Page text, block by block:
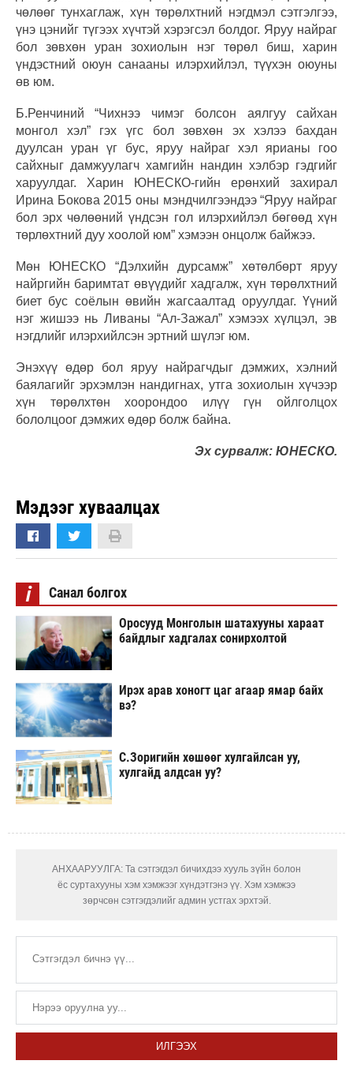
чөлөөг тунхаглаж, хүн төрөлхтний нэгдмэл сэтгэлгээ,
үнэ цэнийг түгээх хүчтэй хэрэгсэл болдог. Яруу найраг
бол зөвхөн уран зохиолын нэг төрөл биш, харин
үндэстний оюун санааны илэрхийлэл, түүхэн оюуны
өв юм.
Б.Ренчиний “Чихнээ чимэг болсон аялгуу сайхан
монгол хэл” гэх үгс бол зөвхөн эх хэлээ бахдан
дуулсан уран үг бус, яруу найраг хэл ярианы гоо
сайхныг дамжуулагч хамгийн нандин хэлбэр гэдгийг
харуулдаг. Харин ЮНЕСКО-гийн ерөнхий захирал
Ирина Бокова 2015 оны мэндчилгээндээ “Яруу найраг
бол эрх чөлөөний үндсэн гол илэрхийлэл бөгөөд хүн
төрлөхтний дуу хоолой юм” хэмээн онцолж байжээ.
Мөн ЮНЕСКО “Дэлхийн дурсамж” хөтөлбөрт яруу
найргийн баримтат өвүүдийг хадгалж, хүн төрөлхтний
биет бус соёлын өвийн жагсаалтад оруулдаг. Үүний
нэг жишээ нь Ливаны “Ал-Зажал” хэмээх хүлцэл, эв
нэгдлийг илэрхийлсэн эртний шүлэг юм.
Энэхүү өдөр бол яруу найрагчдыг дэмжих, хэлний
баялагийг эрхэмлэн нандигнах, утга зохиолын хүчээр
хүн төрөлхтөн хоорондоо илүү гүн ойлголцох
бололцоог дэмжих өдөр болж байна.
Эх сурвалж: ЮНЕСКО.
Мэдээг хуваалцах
i Санал болгох
Оросууд Монголын шатахууны хараат
байдлыг хадгалах сонирхолтой
Ирэх арав хоногт цаг агаар ямар байх
вэ?
С.Зоригийн хөшөөг хулгайлсан уу,
хулгайд алдсан уу?
АНХААРУУЛГА: Та сэтгэгдэл бичихдээ хууль зүйн болон
ёс суртахууны хэм хэмжээг хүндэтгэнэ үү. Хэм хэмжээ
зөрчсөн сэтгэгдэлийг админ устгах эрхтэй.
ИЛГЭЭХ